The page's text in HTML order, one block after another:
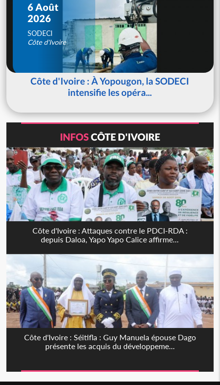
6 Août
2026
SODECI
Côte d'Ivoire
Côte d'Ivoire : À Yopougon, la SODECI
intensifie les opéra...
INFOSCÔTE D'IVOIRE
Côte d'Ivoire : Attaques contre le PDCI-RDA :
depuis Daloa, Yapo Yapo Calice affirme...
Côte d'Ivoire : Séitifla : Guy Manuela épouse Dago
présente les acquis du développeme...